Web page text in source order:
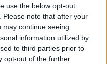
use the below opt-out
note that after your
continue seeing
information utilized by
to third parties prior to
opt-out of the further
ognuno dal proprio punto di
aumentato il numero di
la difficoltà a
e hanno chiesto se Estra
a favore dei clienti in